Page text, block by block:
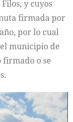
y cuyos
firmada por
por lo cual
municipio de
firmado o se